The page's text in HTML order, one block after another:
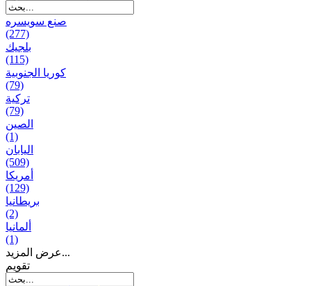
صنع سویسره
(277)
بلجيك
(115)
كوريا الجنوبية
(79)
تركية
(79)
الصين
(1)
اليابان
(509)
أمريكا
(129)
بریطانیا
(2)
ألمانيا
(1)
عرض المزيد...
تقويم